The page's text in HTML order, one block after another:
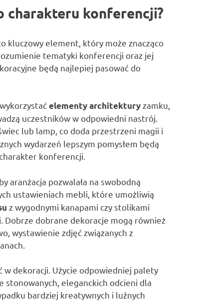
charakteru konferencji?
kluczowy element, który może znacząco
tematyki konferencji oraz jej
będą najlepiej pasować do
elementy architekturyzamku,
uczestników w odpowiedni nastrój.
lub lamp, co doda przestrzeni magii i
wydarzeń lepszym pomysłem będą
konferencji.
aranżacja pozwalała na swobodną
ustawieniach mebli, które umożliwią
z wygodnymi kanapami czy stolikami
Dobrze dobrane dekoracje mogą również
wystawienie zdjęć związanych z
dekoracji. Użycie odpowiedniej palety
stonowanych, eleganckich odcieni dla
bardziej kreatywnych i luźnych